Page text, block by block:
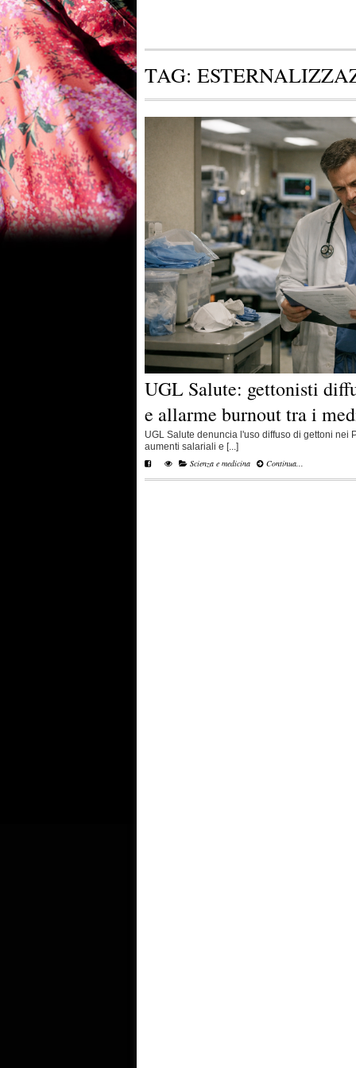
TAG:
UGL Salute: gettonisti
e allarme burnout tra i
UGL Salute denuncia l'uso diffuso di gettoni nei
aumenti salariali e [...]
Scienza e medicina
Continua...